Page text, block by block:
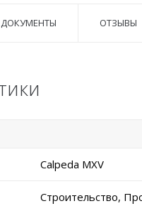
ДОКУМЕНТЫ ОТЗЫВЫ
Calpeda MXV
Строительство,